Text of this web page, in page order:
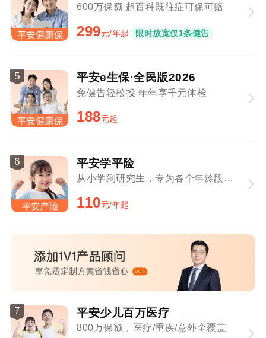
600万保额 超百种既往症可保可赔
299元/年起 限时放宽仅1条健告
5 平安e生保·全民版2026
免健告轻松投 年年享千元体检
188元起
6 平安学平险
从小学到研究生，专为各个年龄段学生定制
110元/年起
7 平安少儿百万医疗
800万保额，医疗/重疾/意外全覆盖